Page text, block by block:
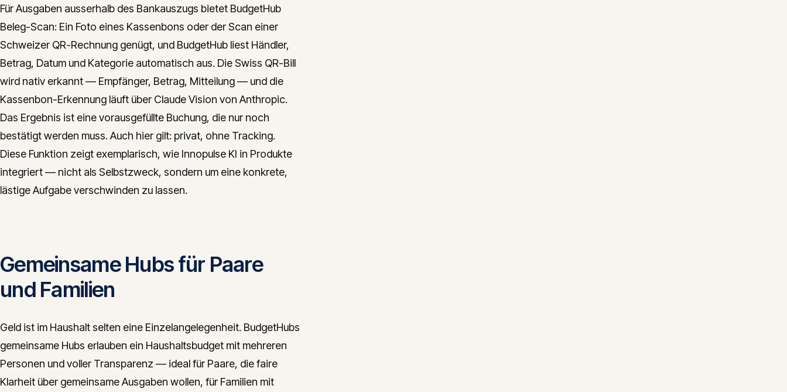
Für Ausgaben ausserhalb des Bankauszugs bietet BudgetHub
Beleg-Scan: Ein Foto eines Kassenbons oder der Scan einer
Schweizer QR-Rechnung genügt, und BudgetHub liest Händler,
Betrag, Datum und Kategorie automatisch aus. Die Swiss QR-Bill
wird nativ erkannt — Empfänger, Betrag, Mitteilung — und die
Kassenbon-Erkennung läuft über Claude Vision von Anthropic.
Das Ergebnis ist eine vorausgefüllte Buchung, die nur noch
bestätigt werden muss. Auch hier gilt: privat, ohne Tracking.
Diese Funktion zeigt exemplarisch, wie Innopulse KI in Produkte
integriert — nicht als Selbstzweck, sondern um eine konkrete,
lästige Aufgabe verschwinden zu lassen.
Gemeinsame Hubs für Paare
und Familien
Geld ist im Haushalt selten eine Einzelangelegenheit. BudgetHubs
gemeinsame Hubs erlauben ein Haushaltsbudget mit mehreren
Personen und voller Transparenz — ideal für Paare, die faire
Klarheit über gemeinsame Ausgaben wollen, für Familien mit